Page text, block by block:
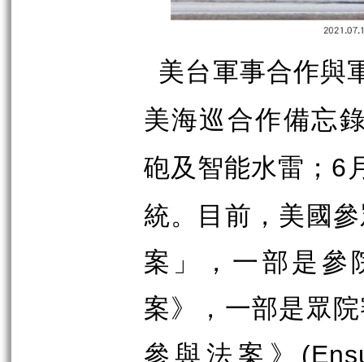
美台軍事合作與
美海巡合作備忘
砲及智能水雷； 6
統。目前，美國
案」，一部是參
案》，一部是眾
參與法案》